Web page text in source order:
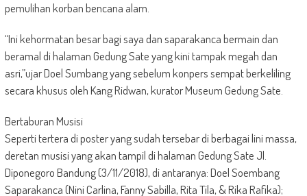
pemulihan korban bencana alam.
“Ini kehormatan besar bagi saya dan saparakanca bermain dan
beramal di halaman Gedung Sate yang kini tampak megah dan
asri,”ujar Doel Sumbang yang sebelum konpers sempat berkeliling
secara khusus oleh Kang Ridwan, kurator Museum Gedung Sate.
Bertaburan Musisi
Seperti tertera di poster yang sudah tersebar di berbagai lini massa,
deretan musisi yang akan tampil di halaman Gedung Sate Jl.
Diponegoro Bandung (3/11/2018), di antaranya: Doel Soembang
Saparakanca (Nini Carlina, Fanny Sabilla, Rita Tila, & Rika Rafika);